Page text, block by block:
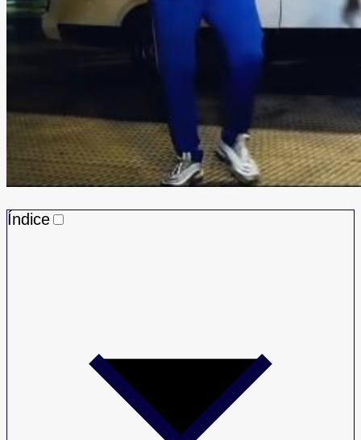
Índice